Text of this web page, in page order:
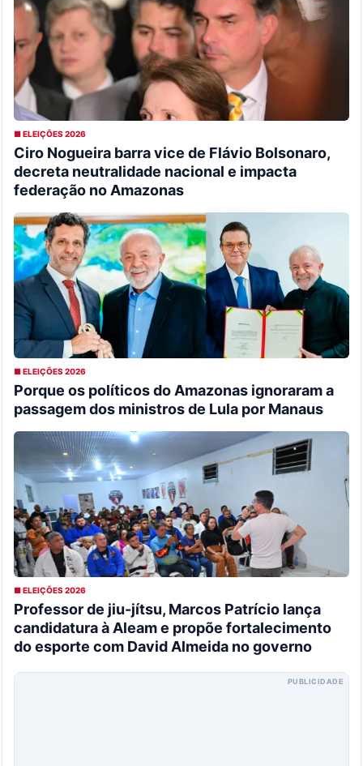
■ ELEIÇÕES 2026
Ciro Nogueira barra vice de Flávio Bolsonaro,
decreta neutralidade nacional e impacta
federação no Amazonas
■ ELEIÇÕES 2026
Porque os políticos do Amazonas ignoraram a
passagem dos ministros de Lula por Manaus
■ ELEIÇÕES 2026
Professor de jiu-jítsu, Marcos Patrício lança
candidatura à Aleam e propõe fortalecimento
do esporte com David Almeida no governo
PUBLICIDADE